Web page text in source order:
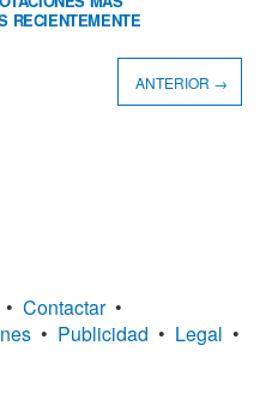
RECIENTEMENTE
ANTERIOR →
• Contactar •
• Publicidad • Legal •